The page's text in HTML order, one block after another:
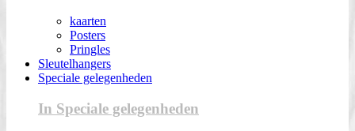
kaarten
Posters
Pringles
Sleutelhangers
Speciale gelegenheden
In Speciale gelegenheden